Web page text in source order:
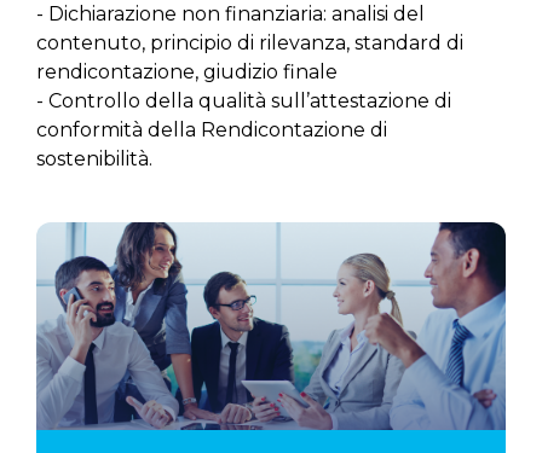
- Dichiarazione non finanziaria: analisi del
contenuto, principio di rilevanza, standard di
rendicontazione, giudizio finale
- Controllo della qualità sull’attestazione di
conformità della Rendicontazione di
sostenibilità.